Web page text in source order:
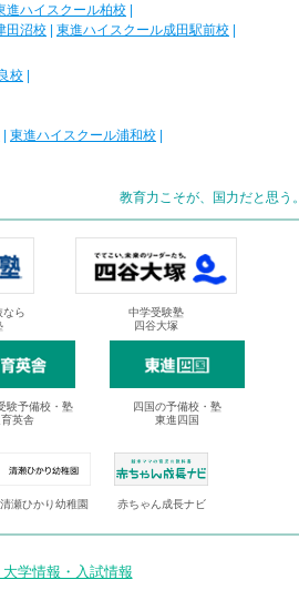
進ハイスクール柏校
田沼校 東進ハイスクール成田駅前校
校
東進ハイスクール浦和校
教育力こそが、国力だと思う。
なら
中学受験塾
四谷大塚
験予備校・塾
英舎
四国の予備校・塾
東進四国
清瀬ひかり幼稚園 赤ちゃん成長ナビ
学情報・入試情報